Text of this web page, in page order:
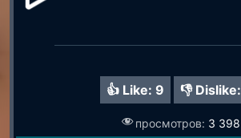
👍 Like: 9 👎 Dislike:
просмотров: 3 398